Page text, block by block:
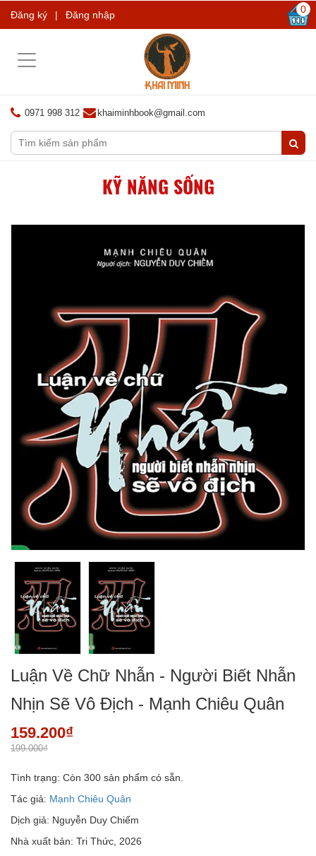
Đăng ký | Đăng nhập 0
Toggle
0971 998 312 khaiminhbook@gmail.com
KỸ NĂNG SỐNG
Luận Về Chữ Nhẫn - Người Biết Nhẫn
Nhịn Sẽ Vô Địch - Mạnh Chiêu Quân
159.200₫
199.000₫
Tình trạng: Còn 300 sản phẩm có sẵn.
Tác giả: Mạnh Chiêu Quân
Dịch giả: Nguyễn Duy Chiếm
Nhà xuất bản: Tri Thức, 2026